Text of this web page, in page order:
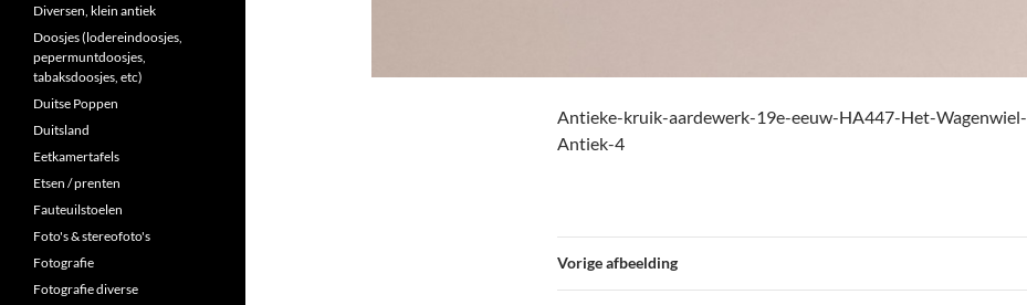
Antieke-kruik-aardewerk-19e-eeuw-HA447-Het-Wagenwiel-
Antiek-4
Vorige afbeelding
Diversen, klein antiek
Doosjes (lodereindoosjes,
pepermuntdoosjes,
tabaksdoosjes, etc)
Duitse Poppen
Duitsland
Eetkamertafels
Etsen / prenten
Fauteuilstoelen
Foto's & stereofoto's
Fotografie
Fotografie diverse